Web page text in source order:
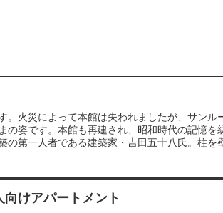
。火災によって本館は失われましたが、サンル
の姿です。本館も再建され、昭和時代の記憶を
の第一人者である建築家・吉田五十八氏。柱を
取り入れ、時代に応じた新しい日本庭園スタイ
けアパートメント